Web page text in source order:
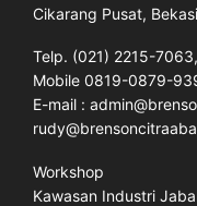
Cikarang Pusat,
Telp. (021) 2215-
Mobile 0819-0879-
E-mail :
Workshop
Kawasan Industri